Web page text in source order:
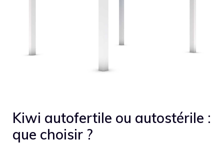
Kiwi autofertile ou autostérile :
que choisir ?